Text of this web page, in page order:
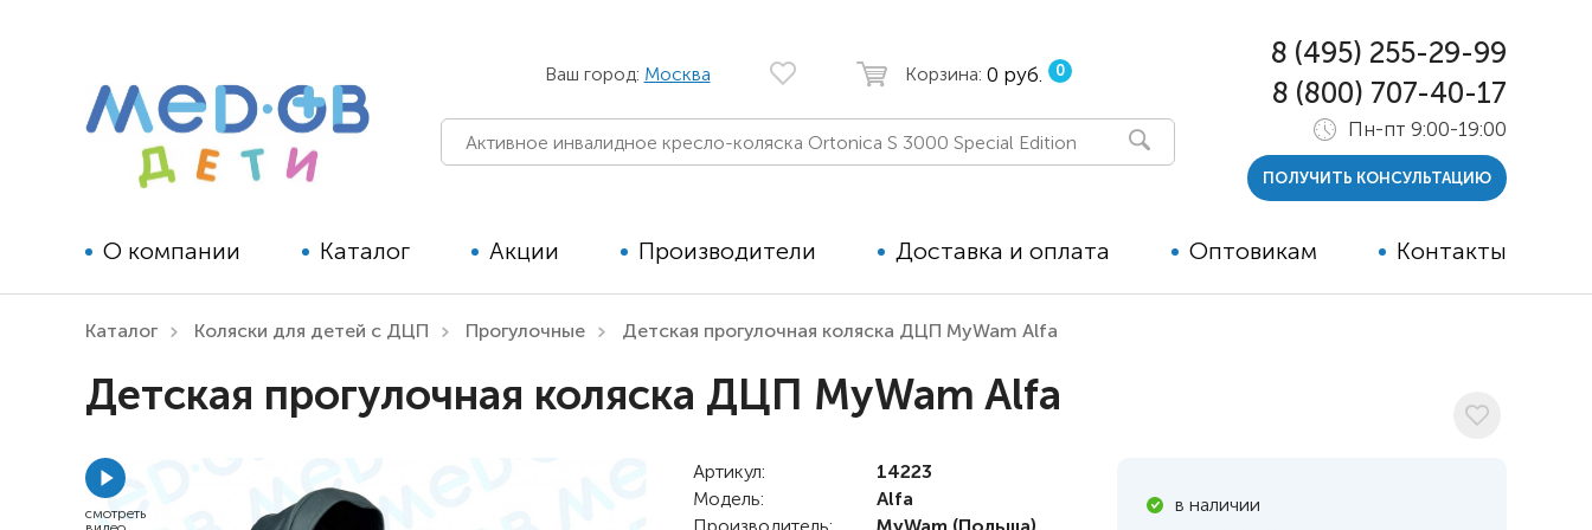
Ваш город: Москва Корзина: 0 руб. 0
О компании Каталог
реабилитации для детей
реабилитации для взрослых
Коляски для детей с ДЦП
Детские вертикализаторы
Тренажёры
Акции Производители Доставка и оплата Оптовикам Контакты
8 (495) 255-29-99
8 (800) 707-40-17
Пн-пт 9:00-19:00
ПОЛУЧИТЬ КОНСУЛЬТАЦИЮ
Каталог Коляски для детей с ДЦП Прогулочные Детская прогулочная коляска ДЦП MyWam Alfa
Детская прогулочная коляска ДЦП MyWam Alfa
смотреть
Артикул:
14223
Модель:
Alfa
в наличии